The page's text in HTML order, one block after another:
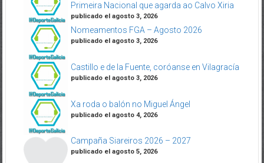
Primeira Nacional que agarda ao Calvo Xiria
publicado el agosto 3, 2026
Nomeamentos FGA – Agosto 2026
publicado el agosto 3, 2026
Castillo e de la Fuente, coróanse en Vilagracía
publicado el agosto 3, 2026
Xa roda o balón no Miguel Ángel
publicado el agosto 4, 2026
Campaña Siareiros 2026 – 2027
publicado el agosto 5, 2026